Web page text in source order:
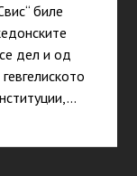
биле
дел и од